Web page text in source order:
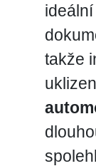
takže